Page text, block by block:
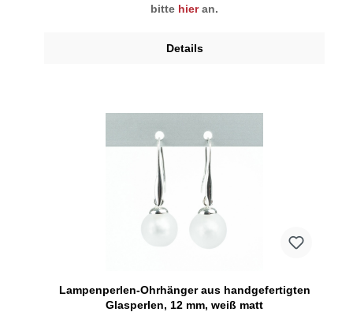
bitte hieran.
Details
Lampenperlen-Ohrhänger aus handgefertigten
Glasperlen, 12 mm, weiß matt